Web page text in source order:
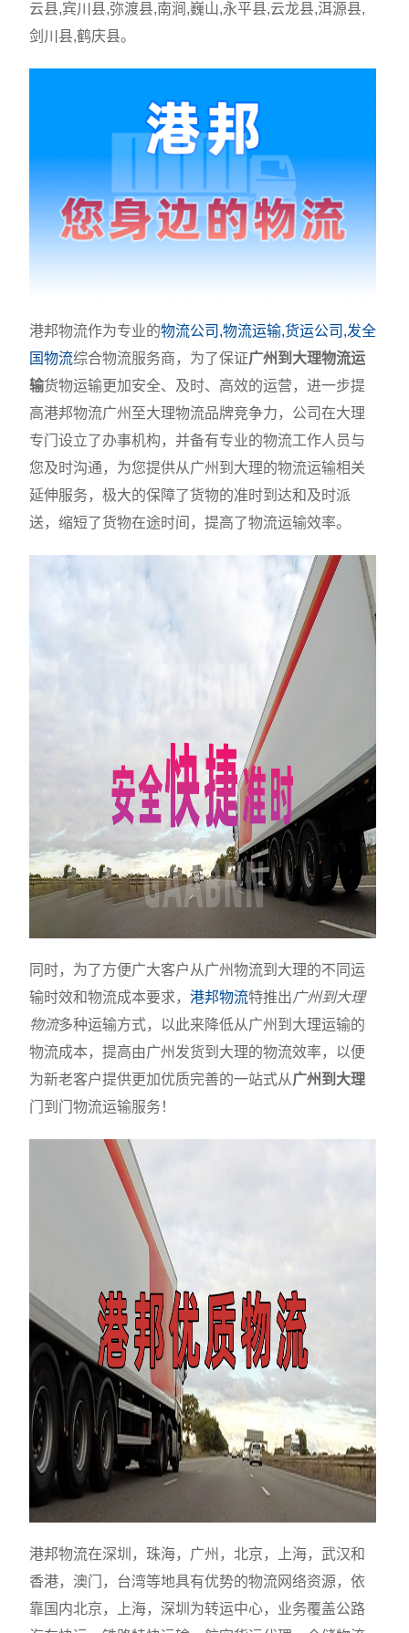
云县,宾川县,弥渡县,南涧,巍山,永平县,云龙县,洱源县,
剑川县,鹤庆县。
港邦物流作为专业的物流公司,物流运输,货运公司,发全
国物流综合物流服务商，为了保证广州到大理物流运
输货物运输更加安全、及时、高效的运营，进一步提
高港邦物流广州至大理物流品牌竞争力，公司在大理
专门设立了办事机构，并备有专业的物流工作人员与
您及时沟通，为您提供从广州到大理的物流运输相关
延伸服务，极大的保障了货物的准时到达和及时派
送，缩短了货物在途时间，提高了物流运输效率。
同时，为了方便广大客户从广州物流到大理的不同运
输时效和物流成本要求，港邦物流特推出广州到大理
物流多种运输方式，以此来降低从广州到大理运输的
物流成本，提高由广州发货到大理的物流效率，以便
为新老客户提供更加优质完善的一站式从广州到大理
门到门物流运输服务！
港邦物流在深圳，珠海，广州，北京，上海，武汉和
香港，澳门，台湾等地具有优势的物流网络资源，依
靠国内北京，上海，深圳为转运中心，业务覆盖公路